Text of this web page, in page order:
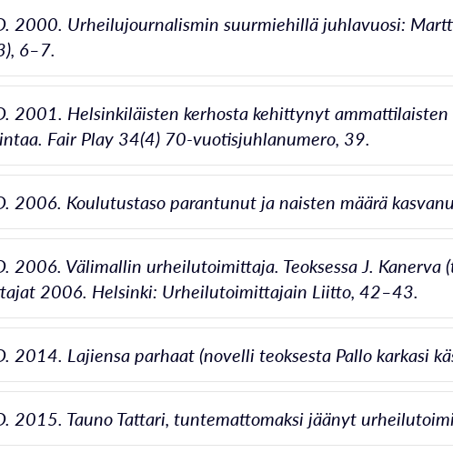
2000. Urheilujournalismin suurmiehillä juhlavuosi:
6–7.
2001. Helsinkiläisten kerhosta kehittynyt
Fair Play 34(4) 70-vuotisjuhlanumero, 39.
2006. Koulutustaso parantunut ja naisten määrä
2006. Välimallin urheilutoimittaja. Teoksessa J. Kanerva
2006. Helsinki: Urheilutoimittajain Liitto, 42–43.
2014. Lajiensa parhaat (novelli teoksesta Pallo karkasi
2015. Tauno Tattari, tuntemattomaksi jäänyt